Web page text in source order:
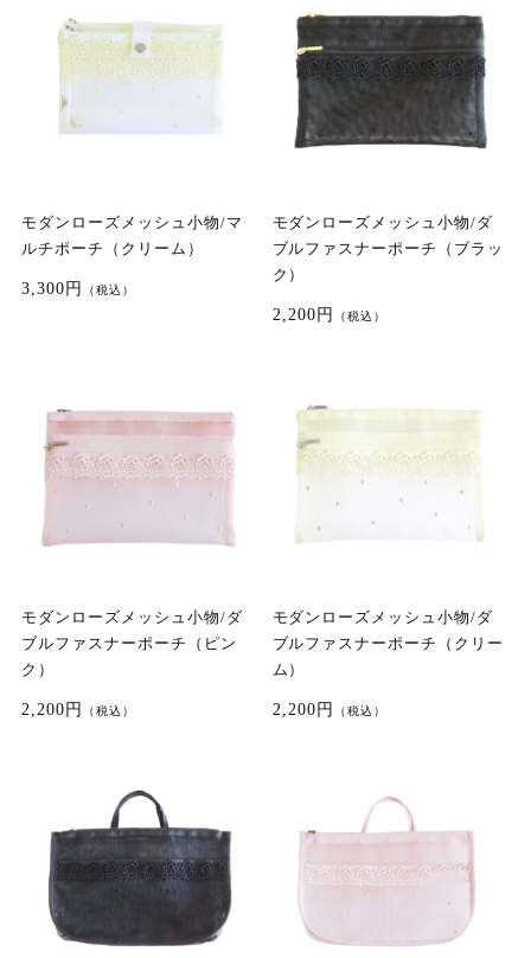
モダンローズメッシュ小物/マ
ルチポーチ（クリーム）
3,300円 （税込）
モダンローズメッシュ小物/ダ
ブルファスナーポーチ（ブラッ
ク）
2,200円 （税込）
モダンローズメッシュ小物/ダ
ブルファスナーポーチ（ピン
ク）
2,200円 （税込）
モダンローズメッシュ小物/ダ
ブルファスナーポーチ（クリー
ム）
2,200円 （税込）